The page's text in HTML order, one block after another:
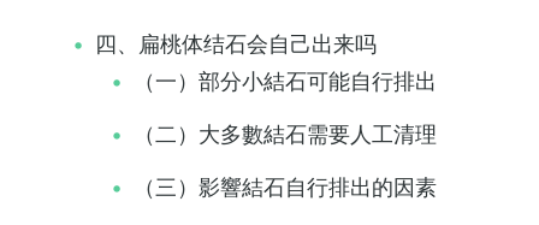
四、扁桃体结石会自己出来吗
（一）部分小結石可能自行排出
（二）大多數結石需要人工清理
（三）影響結石自行排出的因素